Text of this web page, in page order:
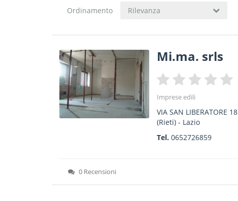
Ordinamento Rilevanza
Mi.ma. srls
Imprese edili
VIA SAN LIBERATORE 18
(Rieti) - Lazio
Tel.0652726859
0 Recensioni